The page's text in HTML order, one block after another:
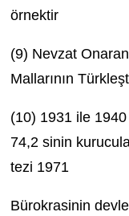
örnektir
(9) Nevzat
Mallarının
(10) 1931 ile
74,2 sinin
tezi 1971
Bürokrasinin